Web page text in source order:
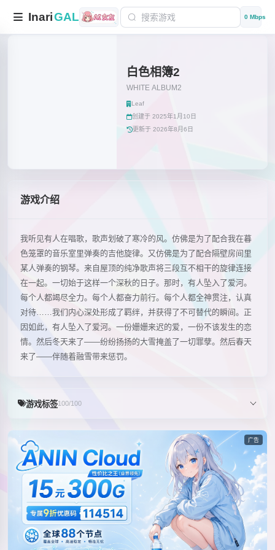
InariGAL 0 Mbps
白色相簿2
WHITE ALBUM2
Leaf
创建于 2025年1月10日
更新于 2026年8月6日
游戏介绍
我听见有人在唱歌，歌声划破了寒冷的风。仿佛是为了配合我在暮
色笼罩的音乐室里弹奏的吉他旋律。又仿佛是为了配合隔壁房间里
某人弹奏的钢琴。来自屋顶的纯净歌声将三段互不相干的旋律连接
在一起。一切始于这样一个深秋的日子。那时，有人坠入了爱河。
每个人都竭尽全力。每个人都奋力前行。每个人都全神贯注，认真
对待……我们内心深处形成了羁绊，并获得了不可替代的瞬间。正
因如此，有人坠入了爱河。一份姗姗来迟的爱，一份不该发生的恋
情。然后冬天来了——纷纷扬扬的大雪掩盖了一切罪孽。然后春天
来了——伴随着融雪带来惩罚。
游戏标签100/100
广告